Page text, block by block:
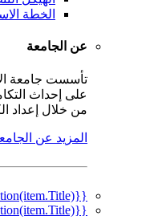
الخطة
عن الجامعة
على إحداث
من خلال إعداد
المزيد عن
{{mmc.getCurrentTranslation(item.Title)}}
{{mmc.getCurrentTranslation(item.Title)}}